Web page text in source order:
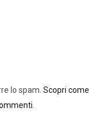
lo spam. Scopri come